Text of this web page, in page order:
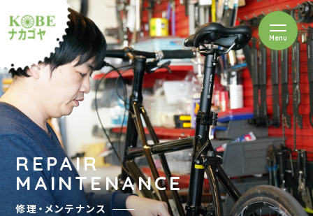
ルショップナカゴヤ
Menuを開閉
REPAIR
MAINTENANCE
修理・メンテナンス